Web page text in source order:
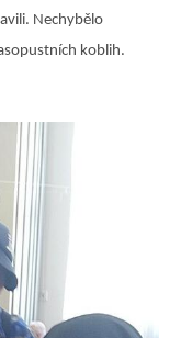
Nechybělo
koblih.